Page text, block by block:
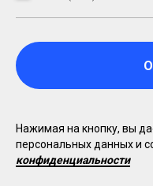
Нажимая на кнопку, вы
персональных данных и
конфиденциальности